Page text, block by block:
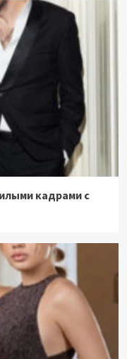
кадрами с